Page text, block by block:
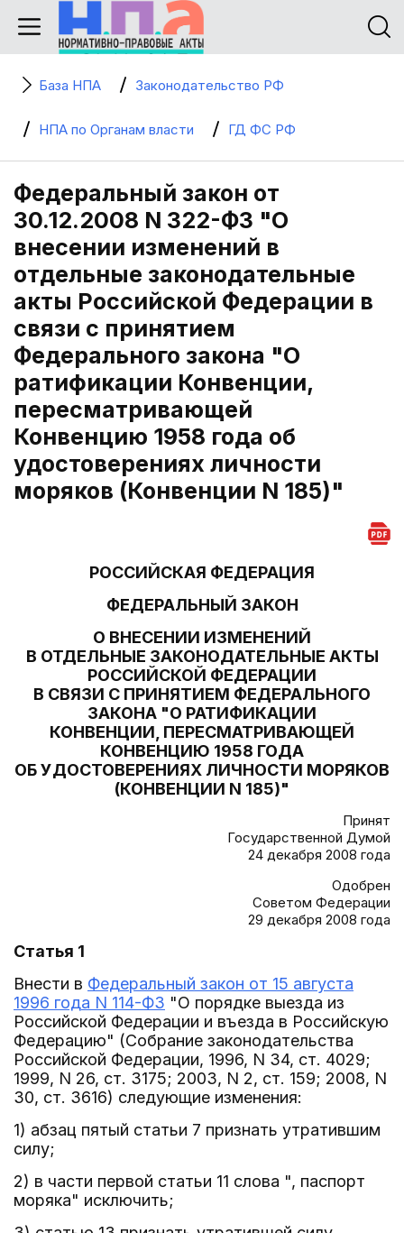
База НПА Законодательство РФ
НПА по Органам власти ГД ФС РФ
Федеральный закон от
30.12.2008 N 322-ФЗ "О
внесении изменений в
отдельные законодательные
акты Российской Федерации в
связи с принятием
Федерального закона "О
ратификации Конвенции,
пересматривающей
Конвенцию 1958 года об
удостоверениях личности
моряков (Конвенции N 185)"
РОССИЙСКАЯ ФЕДЕРАЦИЯ
ФЕДЕРАЛЬНЫЙ ЗАКОН
О ВНЕСЕНИИ ИЗМЕНЕНИЙ
В ОТДЕЛЬНЫЕ ЗАКОНОДАТЕЛЬНЫЕ АКТЫ
РОССИЙСКОЙ ФЕДЕРАЦИИ
В СВЯЗИ С ПРИНЯТИЕМ ФЕДЕРАЛЬНОГО
ЗАКОНА "О РАТИФИКАЦИИ
КОНВЕНЦИИ, ПЕРЕСМАТРИВАЮЩЕЙ
КОНВЕНЦИЮ 1958 ГОДА
ОБ УДОСТОВЕРЕНИЯХ ЛИЧНОСТИ МОРЯКОВ
(КОНВЕНЦИИ N 185)"
Принят
Государственной Думой
24 декабря 2008 года
Одобрен
Советом Федерации
29 декабря 2008 года
Статья 1
Внести в Федеральный закон от 15 августа
1996 года N 114-ФЗ "О порядке выезда из
Российской Федерации и въезда в Российскую
Федерацию" (Собрание законодательства
Российской Федерации, 1996, N 34, ст. 4029;
1999, N 26, ст. 3175; 2003, N 2, ст. 159; 2008, N
30, ст. 3616) следующие изменения:
1) абзац пятый статьи 7 признать утратившим
силу;
2) в части первой статьи 11 слова ", паспорт
моряка" исключить;